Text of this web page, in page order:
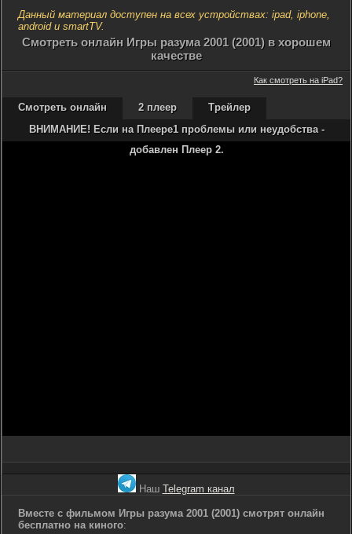
Данный материал доступен на всех устройствах: ipad, iphone,
android и smartTV.
Cмотреть онлайн Игры разума 2001 (2001) в хорошем
качестве
Как смотреть на iPad?
Смотреть онлайн 2 плеер
Трейлер
ВНИМАНИЕ! Если на Плеере1 проблемы или неудобства -
добавлен Плеер 2.
Наш Telegram канал
Вместе с фильмом Игры разума 2001 (2001) смотрят онлайн
бесплатно на киного: